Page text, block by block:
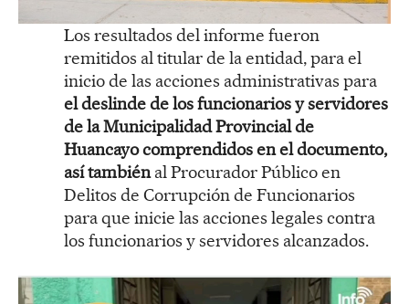
Los resultados del informe fueron
remitidos al titular de la entidad, para el
inicio de las acciones administrativas para
el deslinde de los funcionarios y servidores
de la Municipalidad Provincial de
Huancayo comprendidos en el documento,
así tambiénal Procurador Público en
Delitos de Corrupción de Funcionarios
para que inicie las acciones legales contra
los funcionarios y servidores alcanzados.